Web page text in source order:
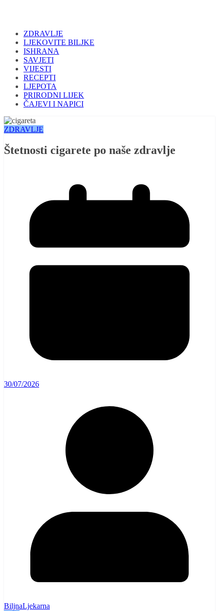
ZDRAVLJE
LJEKOVITE BILJKE
ISHRANA
SAVJETI
VIJESTI
RECEPTI
LJEPOTA
PRIRODNI LIJEK
ČAJEVI I NAPICI
ZDRAVLJE
Štetnosti cigarete po naše zdravlje
30/07/2026
BiljnaLjekarna